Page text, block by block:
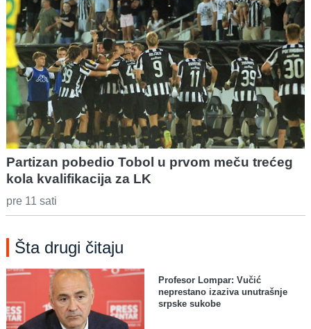
Partizan pobedio Tobol u prvom meču trećeg
kola kvalifikacija za LK
pre 11 sati
Šta drugi čitaju
Profesor Lompar: Vučić
neprestano izaziva unutrašnje
srpske sukobe